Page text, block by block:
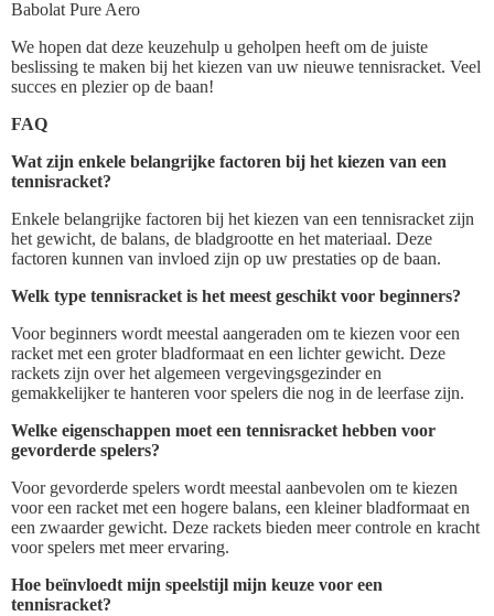
Babolat Pure Aero
We hopen dat deze keuzehulp u geholpen heeft om de juiste
beslissing te maken bij het kiezen van uw nieuwe tennisracket. Veel
succes en plezier op de baan!
FAQ
Wat zijn enkele belangrijke factoren bij het kiezen van een
tennisracket?
Enkele belangrijke factoren bij het kiezen van een tennisracket zijn
het gewicht, de balans, de bladgrootte en het materiaal. Deze
factoren kunnen van invloed zijn op uw prestaties op de baan.
Welk type tennisracket is het meest geschikt voor beginners?
Voor beginners wordt meestal aangeraden om te kiezen voor een
racket met een groter bladformaat en een lichter gewicht. Deze
rackets zijn over het algemeen vergevingsgezinder en
gemakkelijker te hanteren voor spelers die nog in de leerfase zijn.
Welke eigenschappen moet een tennisracket hebben voor
gevorderde spelers?
Voor gevorderde spelers wordt meestal aanbevolen om te kiezen
voor een racket met een hogere balans, een kleiner bladformaat en
een zwaarder gewicht. Deze rackets bieden meer controle en kracht
voor spelers met meer ervaring.
Hoe beïnvloedt mijn speelstijl mijn keuze voor een
tennisracket?